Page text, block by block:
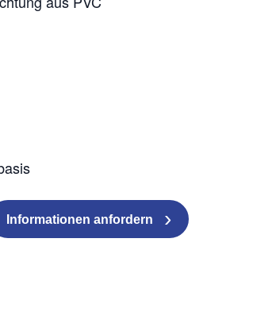
Informationen anfordern